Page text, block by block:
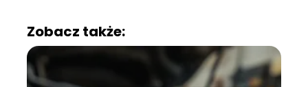
Zobacz także: